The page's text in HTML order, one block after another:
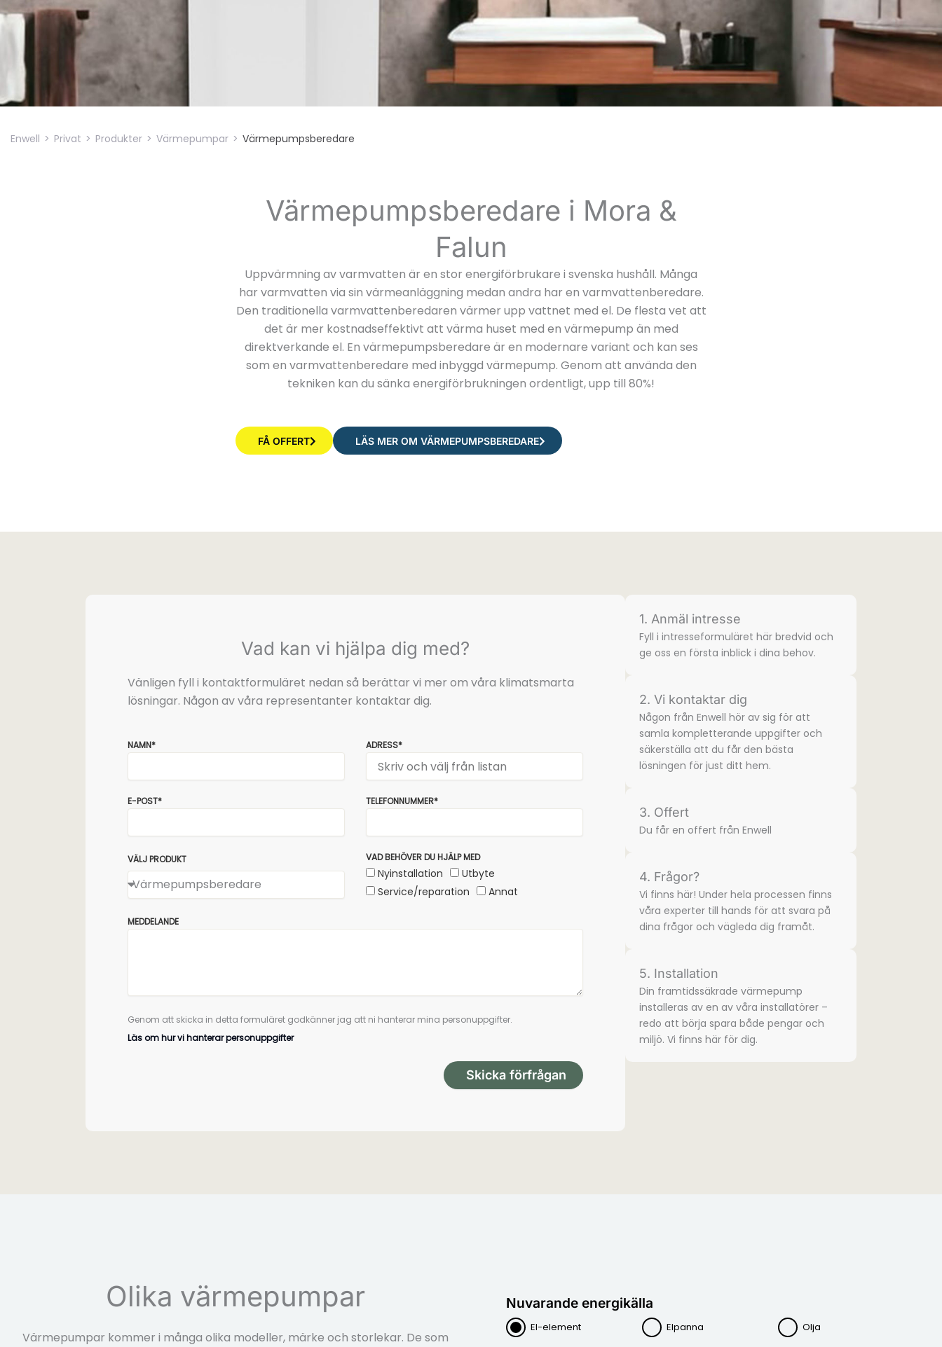
Enwell > Privat > Produkter > Värmepumpar > Värmepumpsberedare
Värmepumpsberedare i Mora &
Falun
Uppvärmning av varmvatten är en stor energiförbrukare i svenska hushåll. Många
har varmvatten via sin värmeanläggning medan andra har en varmvattenberedare.
Den traditionella varmvattenberedaren värmer upp vattnet med el. De flesta vet att
det är mer kostnadseffektivt att värma huset med en värmepump än med
direktverkande el. En värmepumpsberedare är en modernare variant och kan ses
som en varmvattenberedare med inbyggd värmepump. Genom att använda den
tekniken kan du sänka energiförbrukningen ordentligt, upp till 80%!
FÅ OFFERT LÄS MER OM VÄRMEPUMPSBEREDARE
Vad kan vi hjälpa dig med?
Vänligen fyll i kontaktformuläret nedan så berättar vi mer om våra klimatsmarta
lösningar. Någon av våra representanter kontaktar dig.
NAMN* ADRESS*
E-POST* TELEFONNUMMER*
VÄLJ PRODUKT VAD BEHÖVER DU HJÄLP MED
Nyinstallation
Utbyte
Service/reparation
Annat
MEDDELANDE
Genom att skicka in detta formuläret godkänner jag att ni hanterar mina personuppgifter.
Läs om hur vi hanterar personuppgifter
Skicka förfrågan
1. Anmäl intresse
Fyll i intresse­formuläret här bredvid och
ge oss en första inblick i dina behov.
2. Vi kontaktar dig
Någon från Enwell hör av sig för att
samla komplette­rande uppgifter och
säkerställa att du får den bästa
lösningen för just ditt hem.
3. Offert
Du får en offert från Enwell
4. Frågor?
Vi finns här! Under hela processen finns
våra experter till hands för att svara på
dina frågor och vägleda dig framåt.
5. Installation
Din framtidssäkrade värmepump
installeras av en av våra installatörer –
redo att börja spara både pengar och
miljö. Vi finns här för dig.​
Olika värmepumpar
Värmepumpar kommer i många olika modeller, märke och storlekar. De som
Nuvarande energikälla
El-element Elpanna Olja